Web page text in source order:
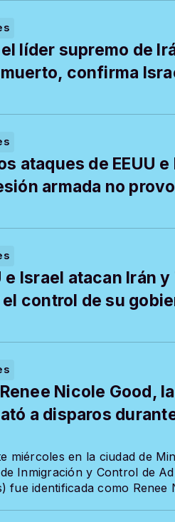
líder supremo de
confirma
ataques de EEUU
armada no
e Israel atacan Irán
control de su
Nicole Good,
a disparos
miércoles en la ciudad de
Inmigración y Control de
fue identificada como Renee